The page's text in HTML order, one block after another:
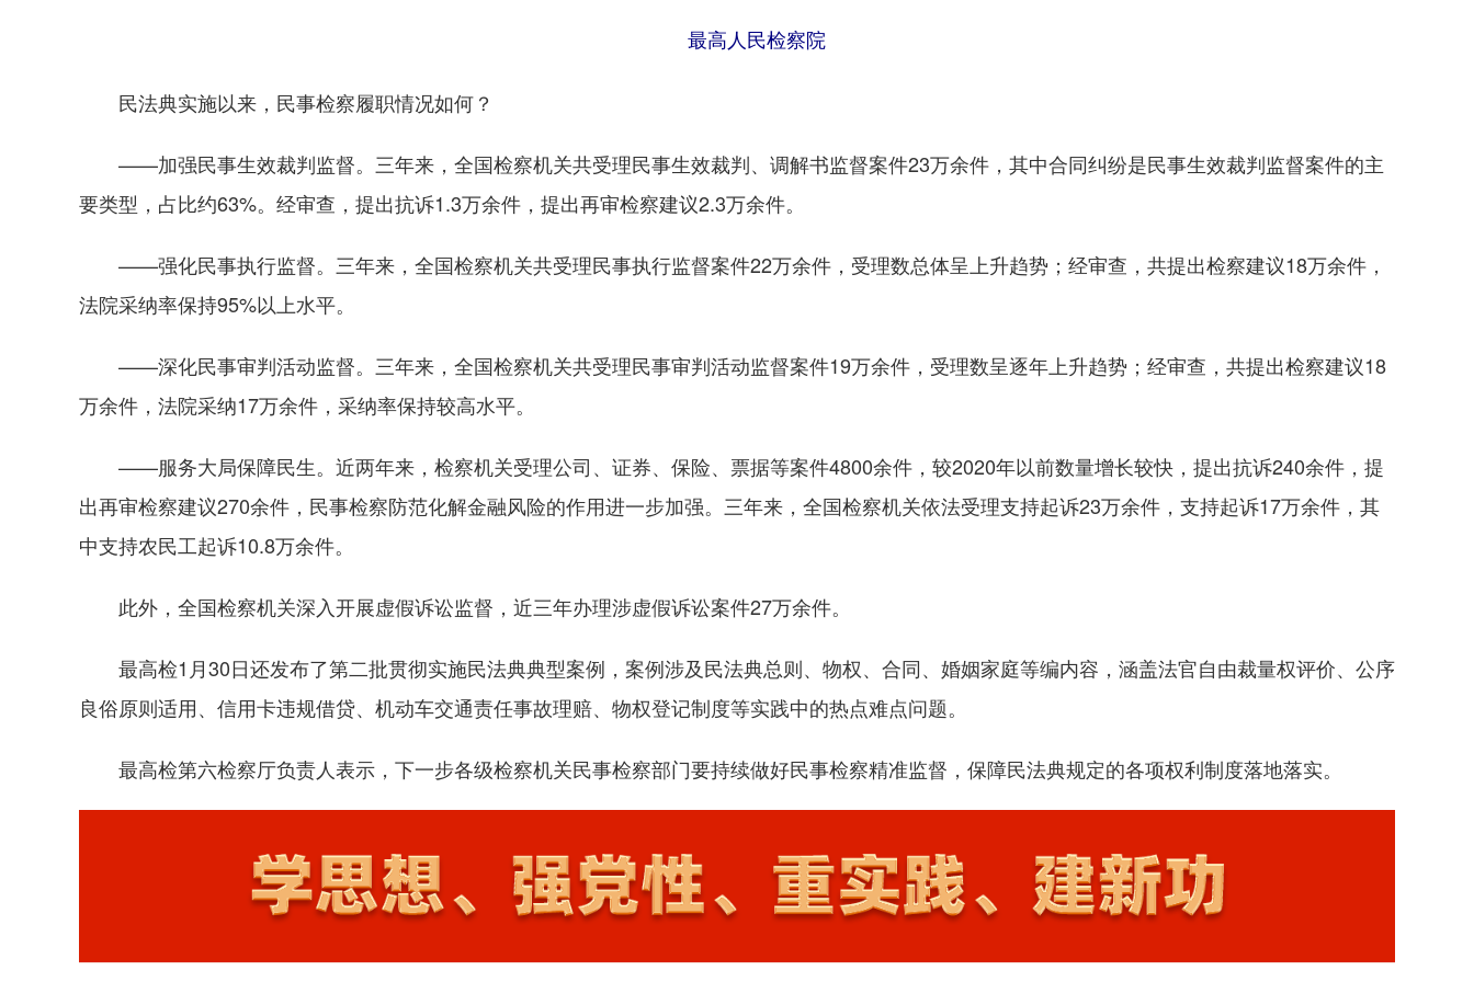
最高人民检察院
民法典实施以来，民事检察履职情况如何？
——加强民事生效裁判监督。三年来，全国检察机关共受理民事生效裁判、调解书监督案件23万余件，其中合同纠纷是民事生效裁判监督案件的主
要类型，占比约63%。经审查，提出抗诉1.3万余件，提出再审检察建议2.3万余件。
——强化民事执行监督。三年来，全国检察机关共受理民事执行监督案件22万余件，受理数总体呈上升趋势；经审查，共提出检察建议18万余件，
法院采纳率保持95%以上水平。
——深化民事审判活动监督。三年来，全国检察机关共受理民事审判活动监督案件19万余件，受理数呈逐年上升趋势；经审查，共提出检察建议18
万余件，法院采纳17万余件，采纳率保持较高水平。
——服务大局保障民生。近两年来，检察机关受理公司、证券、保险、票据等案件4800余件，较2020年以前数量增长较快，提出抗诉240余件，提
出再审检察建议270余件，民事检察防范化解金融风险的作用进一步加强。三年来，全国检察机关依法受理支持起诉23万余件，支持起诉17万余件，其
中支持农民工起诉10.8万余件。
此外，全国检察机关深入开展虚假诉讼监督，近三年办理涉虚假诉讼案件27万余件。
最高检1月30日还发布了第二批贯彻实施民法典典型案例，案例涉及民法典总则、物权、合同、婚姻家庭等编内容，涵盖法官自由裁量权评价、公序
良俗原则适用、信用卡违规借贷、机动车交通责任事故理赔、物权登记制度等实践中的热点难点问题。
最高检第六检察厅负责人表示，下一步各级检察机关民事检察部门要持续做好民事检察精准监督，保障民法典规定的各项权利制度落地落实。